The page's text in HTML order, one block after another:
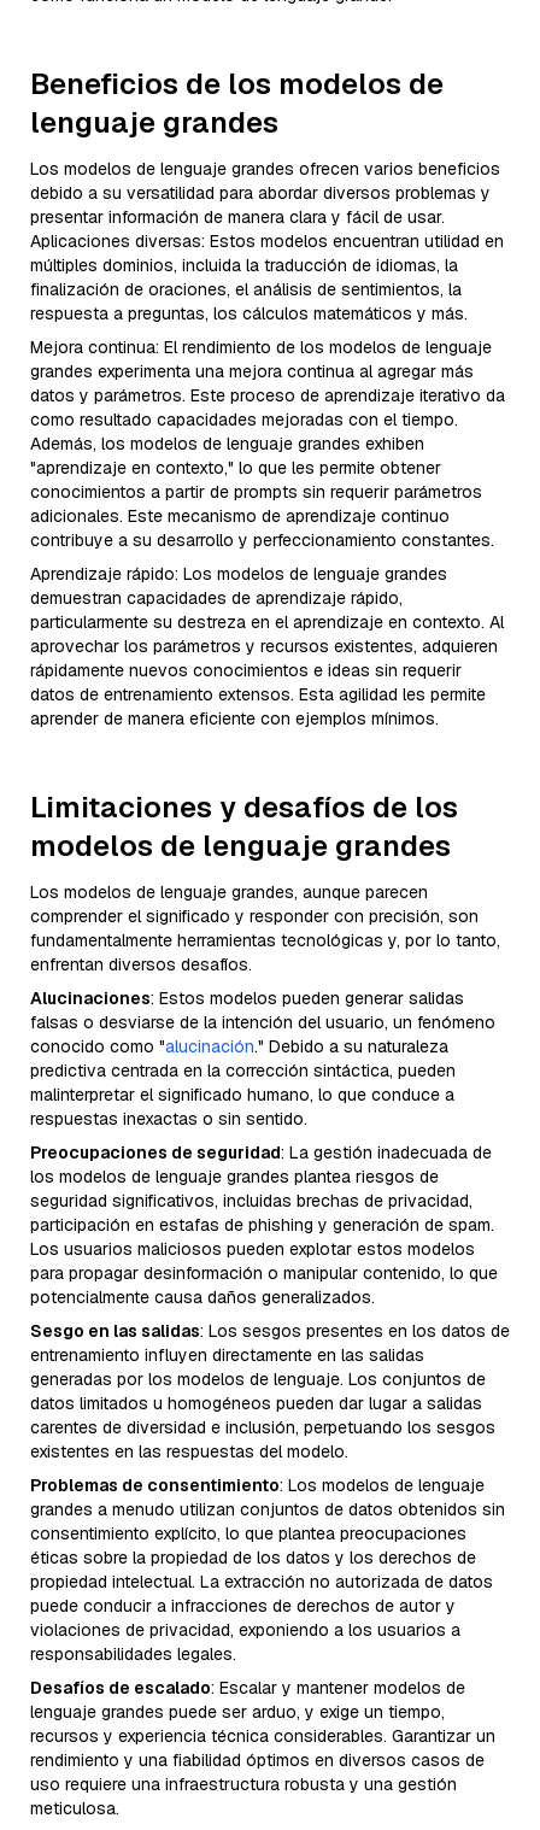
Beneficios de los modelos de
lenguaje grandes
Los modelos de lenguaje grandes ofrecen varios beneficios
debido a su versatilidad para abordar diversos problemas y
presentar información de manera clara y fácil de usar.
Aplicaciones diversas: Estos modelos encuentran utilidad en
múltiples dominios, incluida la traducción de idiomas, la
finalización de oraciones, el análisis de sentimientos, la
respuesta a preguntas, los cálculos matemáticos y más.
Mejora continua: El rendimiento de los modelos de lenguaje
grandes experimenta una mejora continua al agregar más
datos y parámetros. Este proceso de aprendizaje iterativo da
como resultado capacidades mejoradas con el tiempo.
Además, los modelos de lenguaje grandes exhiben
"aprendizaje en contexto," lo que les permite obtener
conocimientos a partir de prompts sin requerir parámetros
adicionales. Este mecanismo de aprendizaje continuo
contribuye a su desarrollo y perfeccionamiento constantes.
Aprendizaje rápido: Los modelos de lenguaje grandes
demuestran capacidades de aprendizaje rápido,
particularmente su destreza en el aprendizaje en contexto. Al
aprovechar los parámetros y recursos existentes, adquieren
rápidamente nuevos conocimientos e ideas sin requerir
datos de entrenamiento extensos. Esta agilidad les permite
aprender de manera eficiente con ejemplos mínimos.
Limitaciones y desafíos de los
modelos de lenguaje grandes
Los modelos de lenguaje grandes, aunque parecen
comprender el significado y responder con precisión, son
fundamentalmente herramientas tecnológicas y, por lo tanto,
enfrentan diversos desafíos.
Alucinaciones: Estos modelos pueden generar salidas
falsas o desviarse de la intención del usuario, un fenómeno
conocido como "alucinación." Debido a su naturaleza
predictiva centrada en la corrección sintáctica, pueden
malinterpretar el significado humano, lo que conduce a
respuestas inexactas o sin sentido.
Preocupaciones de seguridad: La gestión inadecuada de
los modelos de lenguaje grandes plantea riesgos de
seguridad significativos, incluidas brechas de privacidad,
participación en estafas de phishing y generación de spam.
Los usuarios maliciosos pueden explotar estos modelos
para propagar desinformación o manipular contenido, lo que
potencialmente causa daños generalizados.
Sesgo en las salidas: Los sesgos presentes en los datos de
entrenamiento influyen directamente en las salidas
generadas por los modelos de lenguaje. Los conjuntos de
datos limitados u homogéneos pueden dar lugar a salidas
carentes de diversidad e inclusión, perpetuando los sesgos
existentes en las respuestas del modelo.
Problemas de consentimiento: Los modelos de lenguaje
grandes a menudo utilizan conjuntos de datos obtenidos sin
consentimiento explícito, lo que plantea preocupaciones
éticas sobre la propiedad de los datos y los derechos de
propiedad intelectual. La extracción no autorizada de datos
puede conducir a infracciones de derechos de autor y
violaciones de privacidad, exponiendo a los usuarios a
responsabilidades legales.
Desafíos de escalado: Escalar y mantener modelos de
lenguaje grandes puede ser arduo, y exige un tiempo,
recursos y experiencia técnica considerables. Garantizar un
rendimiento y una fiabilidad óptimos en diversos casos de
uso requiere una infraestructura robusta y una gestión
meticulosa.